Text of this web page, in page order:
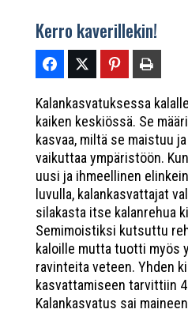
Kerro kaverillekin!
Kalankasvatuksessa
kaiken keskiössä. Se
kasvaa, miltä se maistuu
vaikuttaa ympäristöön.
uusi ja ihmeellinen
luvulla, kalankasvattajat
silakasta itse kalanrehua
Semimoistiksi kutsuttu
kaloille mutta tuotti myös
ravinteita veteen. Yhden
kasvattamiseen tarvittiin
Kalankasvatus sai